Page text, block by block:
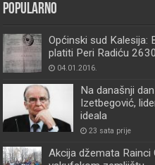
Popularno
Općinski sud Kalesija:
platiti Peri Radiću
04.01.2016.
Na današnji
Izetbegović,
ideala
23 sata prije
Akcija džemata Rainci